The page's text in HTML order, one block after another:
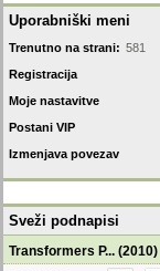
Uporabniški meni
Trenutno na strani: 581
Registracija
Moje nastavitve
Postani VIP
Izmenjava povezav
Sveži podnapisi
Transformers P... (2010)